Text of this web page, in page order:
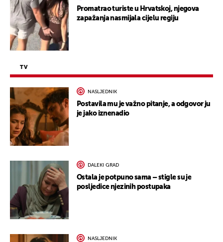
Promatrao turiste u Hrvatskoj, njegova
zapažanja nasmijala cijelu regiju
TV
NASLJEDNIK
Postavila mu je važno pitanje, a odgovor ju
je jako iznenadio
DALEKI GRAD
Ostala je potpuno sama – stigle su je
posljedice njezinih postupaka
NASLJEDNIK